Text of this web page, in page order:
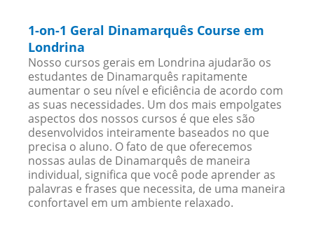
1-on-1 Geral Dinamarquês Course em
Londrina
Nosso cursos gerais em Londrina ajudarão os
estudantes de Dinamarquês rapitamente
aumentar o seu nível e eficiência de acordo com
as suas necessidades. Um dos mais empolgates
aspectos dos nossos cursos é que eles são
desenvolvidos inteiramente baseados no que
precisa o aluno. O fato de que oferecemos
nossas aulas de Dinamarquês de maneira
individual, significa que você pode aprender as
palavras e frases que necessita, de uma maneira
confortavel em um ambiente relaxado.